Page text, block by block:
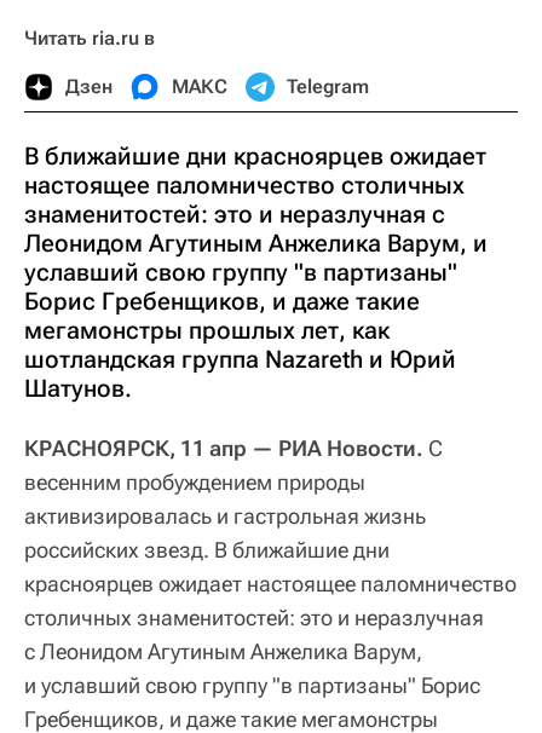
Читать ria.ru в
Дзен МАКС Telegram
В ближайшие дни красноярцев ожидает
настоящее паломничество столичных
знаменитостей: это и неразлучная с
Леонидом Агутиным Анжелика Варум, и
уславший свою группу "в партизаны"
Борис Гребенщиков, и даже такие
мегамонстры прошлых лет, как
шотландская группа Nazareth и Юрий
Шатунов.
КРАСНОЯРСК, 11 апр — РИА Новости. С
весенним пробуждением природы
активизировалась и гастрольная жизнь
российских звезд. В ближайшие дни
красноярцев ожидает настоящее паломничество
столичных знаменитостей: это и неразлучная
с Леонидом Агутиным Анжелика Варум,
и уславший свою группу "в партизаны" Борис
Гребенщиков, и даже такие мегамонстры